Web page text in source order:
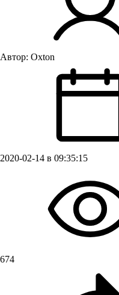
Автор: Oxton
2020-02-14 в 09:35:15
674